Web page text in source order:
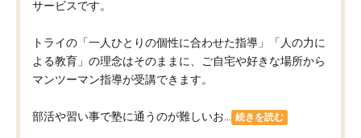
サービスです。
トライの「一人ひとりの個性に合わせた指導」「人の力に
よる教育」の理念はそのままに、ご自宅や好きな場所から
マンツーマン指導が受講できます。
部活や習い事で塾に通うのが難しいお... 続きを読む